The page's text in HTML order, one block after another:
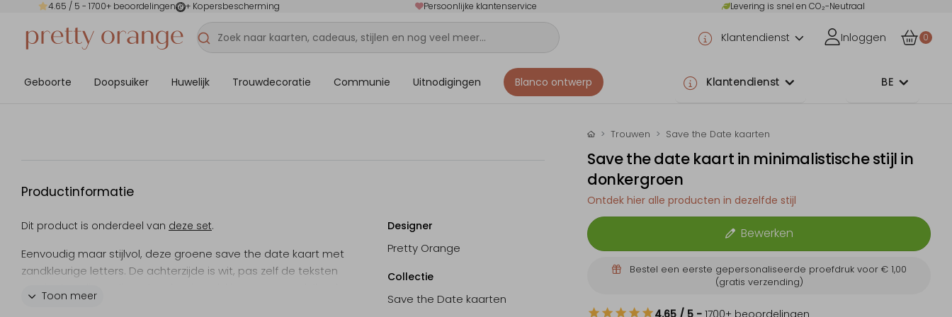
4.65 / 5 - 1700+ beoordelingen + Kopersbescherming Persoonlijke klantenservice Levering is snel en CO₂-Neutraal
Klantendienst Inloggen 0
Geboorte Doopsuiker Huwelijk Trouwdecoratie Communie Uitnodigingen Blanco ontwerp Klantendienst BE
Productinformatie
Dit product is onderdeel van deze set.
Eenvoudig maar stijlvol, deze groene save the date kaart met
zandkleurige letters. De achterzijde is wit, pas zelf de teksten
Toon meer
Designer
Pretty Orange
Collectie
Save the Date kaarten
Trouwen Save the Date kaarten
Save the date kaart in minimalistische stijl in
donkergroen
Ontdek hier alle producten in dezelfde stijl
Bewerken
Bestel een eerste gepersonaliseerde proefdruk voor € 1,00
(gratis verzending)
4.65 / 5 - 1700+ beoordelingen